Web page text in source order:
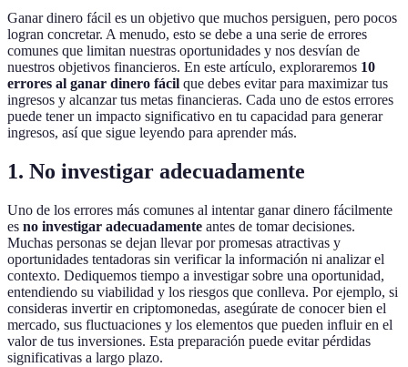
Ganar dinero fácil es un objetivo que muchos persiguen, pero pocos
logran concretar. A menudo, esto se debe a una serie de errores
comunes que limitan nuestras oportunidades y nos desvían de
nuestros objetivos financieros. En este artículo, exploraremos 10
errores al ganar dinero fácil que debes evitar para maximizar tus
ingresos y alcanzar tus metas financieras. Cada uno de estos errores
puede tener un impacto significativo en tu capacidad para generar
ingresos, así que sigue leyendo para aprender más.
1. No investigar adecuadamente
Uno de los errores más comunes al intentar ganar dinero fácilmente
es no investigar adecuadamente antes de tomar decisiones.
Muchas personas se dejan llevar por promesas atractivas y
oportunidades tentadoras sin verificar la información ni analizar el
contexto. Dediquemos tiempo a investigar sobre una oportunidad,
entendiendo su viabilidad y los riesgos que conlleva. Por ejemplo, si
consideras invertir en criptomonedas, asegúrate de conocer bien el
mercado, sus fluctuaciones y los elementos que pueden influir en el
valor de tus inversiones. Esta preparación puede evitar pérdidas
significativas a largo plazo.